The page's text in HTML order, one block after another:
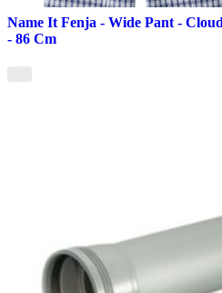
Name It Fenja - Wide Pant -
- 86 Cm